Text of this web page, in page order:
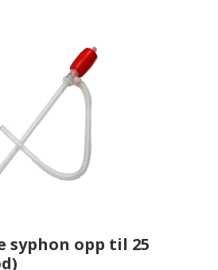
Manuell vask
Kjemipåleggere
og verneutstyr
syphon opp til 25